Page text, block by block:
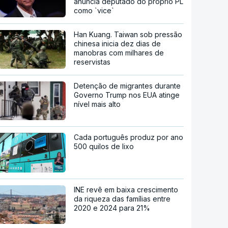
como `vice`
Han Kuang. Taiwan sob pressão
chinesa inicia dez dias de
manobras com milhares de
reservistas
Detenção de migrantes durante
Governo Trump nos EUA atinge
nível mais alto
Cada português produz por ano
500 quilos de lixo
INE revê em baixa crescimento
da riqueza das famílias entre
2020 e 2024 para 21%